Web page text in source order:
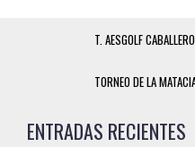
T. AESGOLF
TORNEO DE LA
ENTRADAS RECIENTES